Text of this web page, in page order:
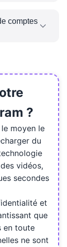
compte.
comptes
et
?
moyen le
du
vidéos,
secondes
et
que
en toute
ne sont